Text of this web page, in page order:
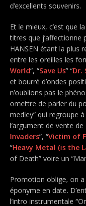
d’excellents souvenirs.
Et le mieux, c’est que
titres que j’affectionne
HANSEN étant la plus
entre les oreilles les
World”, “Save Us” “Dr.
et bourré d’ondes
n’oublions pas le
omettre de parler du
medley” qui regroupe
l’argument de vente
Invaders”, “Victim of
“Heavy Metal (is the
of Death” voire un
Promotion oblige, on
éponyme en date.
l’intro instrumentale